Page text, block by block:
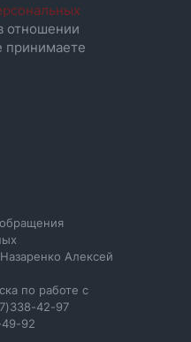
отношении
принимаете
Алексей
по работе с
42-97
92